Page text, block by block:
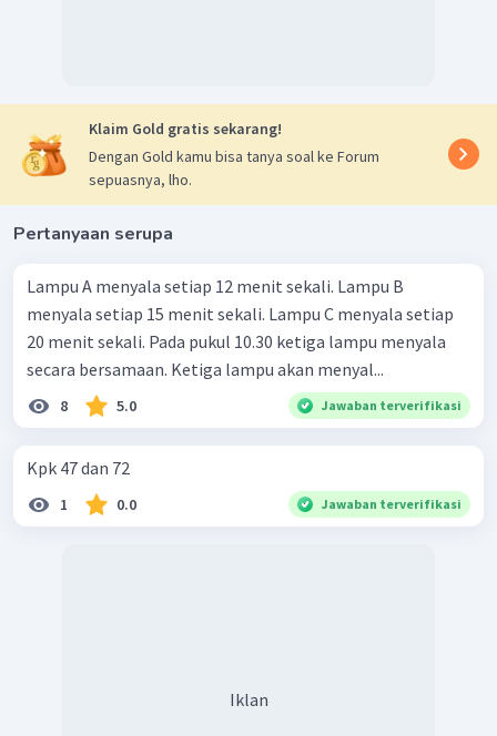
Klaim Gold gratis sekarang!
Dengan Gold kamu bisa tanya soal ke Forum
sepuasnya, lho.
Pertanyaan serupa
Lampu A menyala setiap 12 menit sekali. Lampu B
menyala setiap 15 menit sekali. Lampu C menyala setiap
20 menit sekali. Pada pukul 10.30 ketiga lampu menyala
secara bersamaan. Ketiga lampu akan menyal...
8 5.0 Jawaban terverifikasi
Kpk 47 dan 72
1 0.0 Jawaban terverifikasi
Iklan